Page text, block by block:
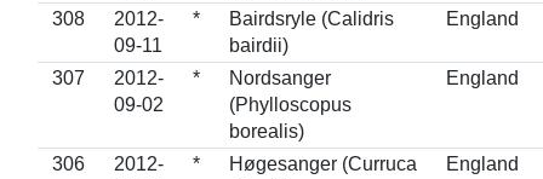
308
2012-
09-11
*
Bairdsryle (Calidris
bairdii)
England
307
2012-
09-02
*
Nordsanger
(Phylloscopus
borealis)
England
306
2012-
*
Høgesanger (Curruca
England